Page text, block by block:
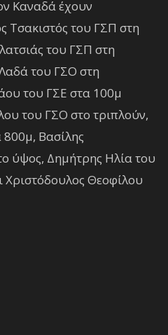
Καναδά έχουν
Τσακιστός του ΓΣΠ στη
του ΓΣΠ στη
του ΓΣΟ στη
του ΓΣΕ στα 100μ
του ΓΣΟ στο τριπλούν,
Βασίλης
ύψος, Δημήτρης Ηλία του
Θεοφίλου